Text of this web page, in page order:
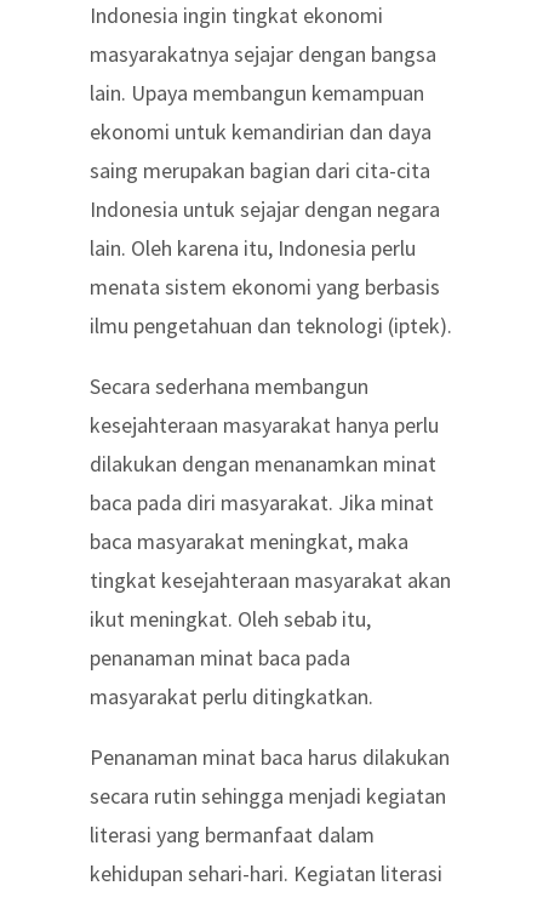
Indonesia ingin tingkat ekonomi
masyarakatnya sejajar dengan bangsa
lain. Upaya membangun kemampuan
ekonomi untuk kemandirian dan daya
saing merupakan bagian dari cita-cita
Indonesia untuk sejajar dengan negara
lain. Oleh karena itu, Indonesia perlu
menata sistem ekonomi yang berbasis
ilmu pengetahuan dan teknologi (iptek).
Secara sederhana membangun
kesejahteraan masyarakat hanya perlu
dilakukan dengan menanamkan minat
baca pada diri masyarakat. Jika minat
baca masyarakat meningkat, maka
tingkat kesejahteraan masyarakat akan
ikut meningkat. Oleh sebab itu,
penanaman minat baca pada
masyarakat perlu ditingkatkan.
Penanaman minat baca harus dilakukan
secara rutin sehingga menjadi kegiatan
literasi yang bermanfaat dalam
kehidupan sehari-hari. Kegiatan literasi